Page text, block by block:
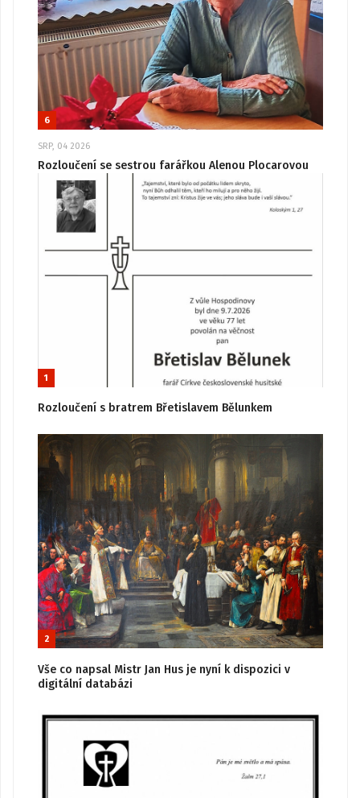
6
SRP, 04 2026
Rozloučení se sestrou farářkou Alenou Plocarovou
1
Rozloučení s bratrem Břetislavem Bělunkem
2
Vše co napsal Mistr Jan Hus je nyní k dispozici v
digitální databázi